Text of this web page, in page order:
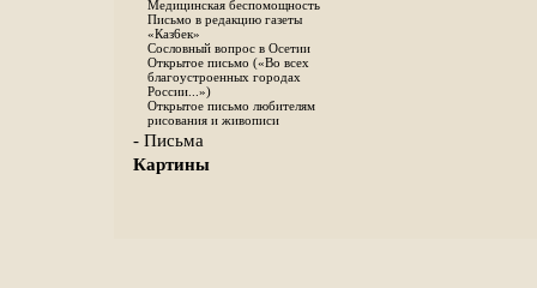
Медицинская беспомощность
Письмо в редакцию газеты
«Каз6ек»
Сословный вопрос в Осетии
Открытое письмо («Во всех
благоустроенных городах
России...»)
Открытое письмо любителям
рисования и живописи
- Письма
Картины